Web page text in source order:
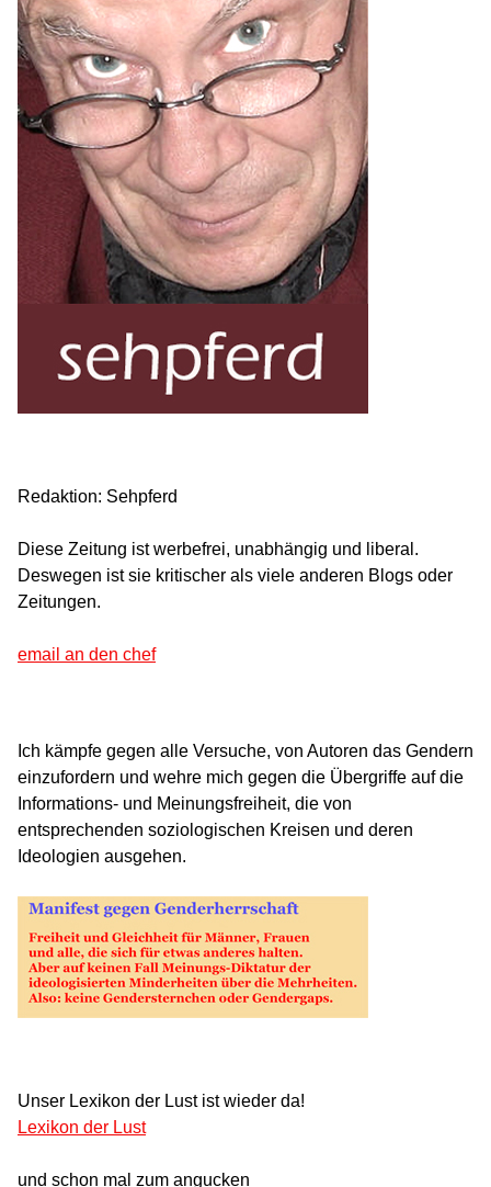
Redaktion: Sehpferd
Diese Zeitung ist werbefrei, unabhängig und liberal.
Deswegen ist sie kritischer als viele anderen Blogs oder
Zeitungen.
email an den chef
Ich kämpfe gegen alle Versuche, von Autoren das Gendern
einzufordern und wehre mich gegen die Übergriffe auf die
Informations- und Meinungsfreiheit, die von
entsprechenden soziologischen Kreisen und deren
Ideologien ausgehen.
Unser Lexikon der Lust ist wieder da!
Lexikon der Lust
und schon mal zum angucken